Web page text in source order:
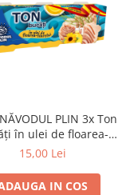
PLIN 3x Ton
în ulei de floarea-
soarelui 80g
15,00 Lei
IN COS